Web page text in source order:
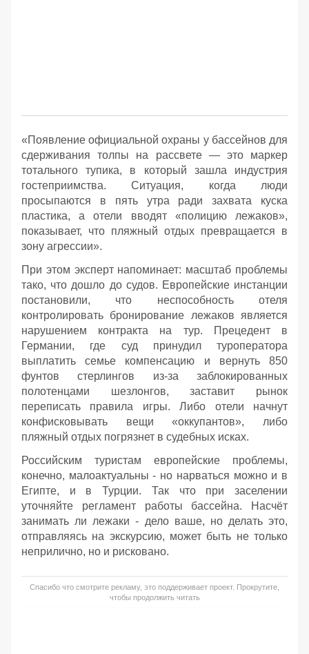
«Появление официальной охраны у бассейнов для
сдерживания толпы на рассвете — это маркер
тотального тупика, в который зашла индустрия
гостеприимства. Ситуация, когда люди
просыпаются в пять утра ради захвата куска
пластика, а отели вводят «полицию лежаков»,
показывает, что пляжный отдых превращается в
зону агрессии».
При этом эксперт напоминает: масштаб проблемы
тако, что дошло до судов. Европейские инстанции
постановили, что неспособность отеля
контролировать бронирование лежаков является
нарушением контракта на тур. Прецедент в
Германии, где суд принудил туроператора
выплатить семье компенсацию и вернуть 850
фунтов стерлингов из-за заблокированных
полотенцами шезлонгов, заставит рынок
переписать правила игры. Либо отели начнут
конфисковывать вещи «оккупантов», либо
пляжный отдых погрязнет в судебных исках.
Российским туристам европейские проблемы,
конечно, малоактуальны - но нарваться можно и в
Египте, и в Турции. Так что при заселении
уточняйте регламент работы бассейна. Насчёт
занимать ли лежаки - дело ваше, но делать это,
отправляясь на экскурсию, может быть не только
неприлично, но и рисковано.
Спасибо что смотрите рекламу, это поддерживает проект. Прокрутите,
чтобы продолжить читать